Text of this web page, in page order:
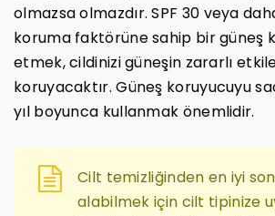
olmazsa olmazdır. SPF 30 veya
koruma faktörüne sahip bir güneş
etmek, cildinizi güneşin zararlı
koruyacaktır. Güneş koruyucuyu
yıl boyunca kullanmak önemlidir.
Cilt temizliğinden en iyi
alabilmek için cilt tipinize